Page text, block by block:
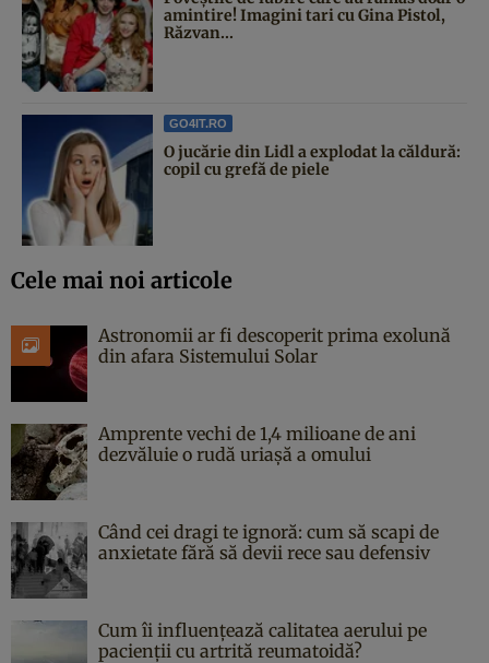
amintire! Imagini tari cu Gina Pistol,
Răzvan...
GO4IT.RO
O jucărie din Lidl a explodat la căldură:
copil cu grefă de piele
Cele mai noi articole
Astronomii ar fi descoperit prima exolună
din afara Sistemului Solar
Amprente vechi de 1,4 milioane de ani
dezvăluie o rudă uriașă a omului
Când cei dragi te ignoră: cum să scapi de
anxietate fără să devii rece sau defensiv
Cum îi influențează calitatea aerului pe
pacienții cu artrită reumatoidă?